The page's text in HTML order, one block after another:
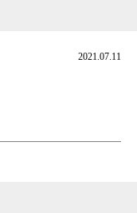
2021.07.11